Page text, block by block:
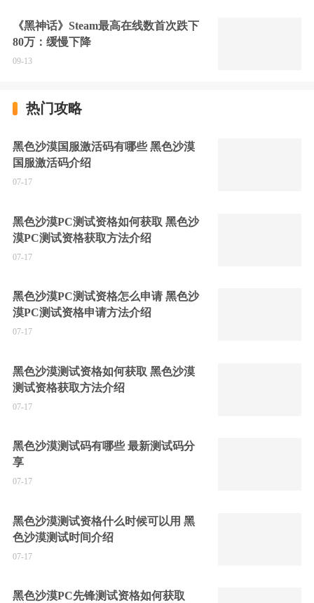
《黑神话》Steam最高在线数首次跌下
80万：缓慢下降
09-13
热门攻略
黑色沙漠国服激活码有哪些 黑色沙漠
国服激活码介绍
07-17
黑色沙漠PC测试资格如何获取 黑色沙
漠PC测试资格获取方法介绍
07-17
黑色沙漠PC测试资格怎么申请 黑色沙
漠PC测试资格申请方法介绍
07-17
黑色沙漠测试资格如何获取 黑色沙漠
测试资格获取方法介绍
07-17
黑色沙漠测试码有哪些 最新测试码分
享
07-17
黑色沙漠测试资格什么时候可以用 黑
色沙漠测试时间介绍
07-17
黑色沙漠PC先锋测试资格如何获取